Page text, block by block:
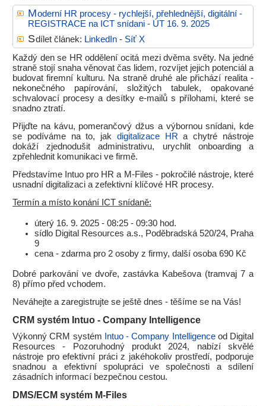
Moderní HR procesy - rychlejší, přehlednější, digitální -
REGISTRACE na ICT snídani - ÚT 16. 9. 2025
Sdílet článek: LinkedIn- Síť X
Každý den se HR oddělení ocitá mezi dvěma světy. Na jedné
straně stojí snaha věnovat čas lidem, rozvíjet jejich potenciál a
budovat firemní kulturu. Na straně druhé ale přichází realita -
nekonečného papírování, složitých tabulek, opakované
schvalovací procesy a desítky e-mailů s přílohami, které se
snadno ztratí.
Přijďte na kávu, pomerančový džus a výbornou snídani, kde
se podíváme na to, jak digitalizace HR a chytré nástroje
dokáží zjednodušit administrativu, urychlit onboarding a
zpřehlednit komunikaci ve firmě.
Představíme Intuo pro HR a M-Files - pokročilé nástroje, které
usnadní digitalizaci a zefektivní klíčové HR procesy.
Termín a místo konání ICT snídaně:
úterý 16. 9. 2025 - 08:25 - 09:30 hod.
sídlo Digital Resources a.s., Poděbradská 520/24, Praha
9
cena - zdarma pro 2 osoby z firmy, další osoba 690 Kč
Dobré parkování ve dvoře, zastávka Kabešova (tramvaj 7 a
8) přímo před vchodem.
Neváhejte a zaregistrujte se ještě dnes - těšíme se na Vás!
CRM systém Intuo - Company Intelligence
Výkonný CRM systém Intuo - Company Intelligenceod Digital
Resources - Pozoruhodný produkt 2024, nabízí skvělé
nástroje pro efektivní práci z jakéhokoliv prostředí, podporuje
snadnou a efektivní spolupráci ve společnosti a sdílení
zásadních informací bezpečnou cestou.
DMS/ECM systém M-Files